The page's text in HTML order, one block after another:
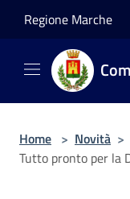
Regione Marche
Home > Novità >
Tutto pronto per la